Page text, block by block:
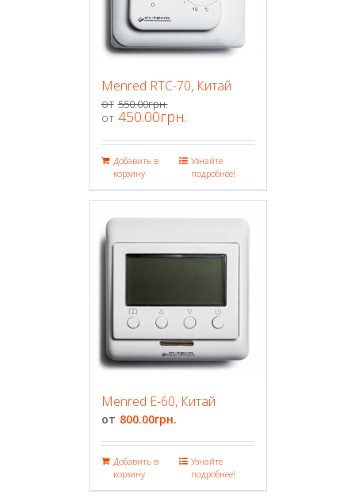
Menred RTC-70, Китай
550.00грн.
450.00грн.
Добавить в
корзину
Узнайте
подробнее!
Menred E-60, Китай
800.00грн.
Добавить в
корзину
Узнайте
подробнее!